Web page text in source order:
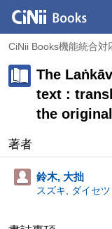
CiNii Books機能統合対
The
text :
the
著者
鈴木, 大拙
スズキ, ダイセツ